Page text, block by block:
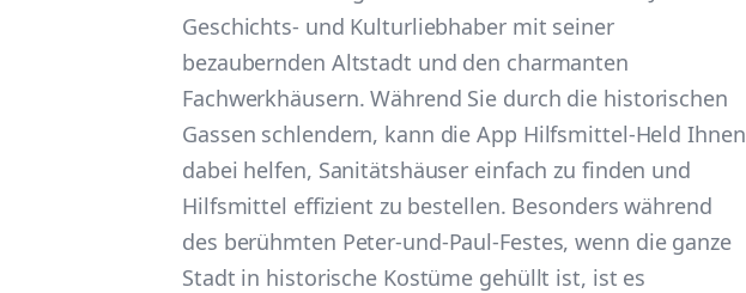
Geschichts- und Kulturliebhaber mit seiner
bezaubernden Altstadt und den charmanten
Fachwerkhäusern. Während Sie durch die historischen
Gassen schlendern, kann die App Hilfsmittel-Held Ihnen
dabei helfen, Sanitätshäuser einfach zu finden und
Hilfsmittel effizient zu bestellen. Besonders während
des berühmten Peter-und-Paul-Festes, wenn die ganze
Stadt in historische Kostüme gehüllt ist, ist es